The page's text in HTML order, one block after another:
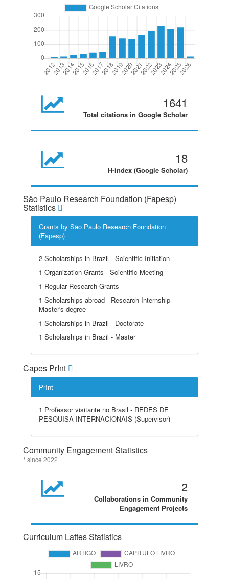
1641
Total citations in Google Scholar
18
H-index (Google Scholar)
São Paulo Research Foundation (Fapesp)
Statistics
Grants by São Paulo Research Foundation
(Fapesp)
2 Scholarships in Brazil - Scientific Initiation
1 Organization Grants - Scientific Meeting
1 Regular Research Grants
1 Scholarships abroad - Research Internship -
Master's degree
1 Scholarships in Brazil - Doctorate
1 Scholarships in Brazil - Master
Capes PrInt
PrInt
1 Professor visitante no Brasil - REDES DE
PESQUISA INTERNACIONAIS (Supervisor)
Community Engagement Statistics
* since 2022
2
Collaborations in Community
Engagement Projects
Curriculum Lattes Statistics